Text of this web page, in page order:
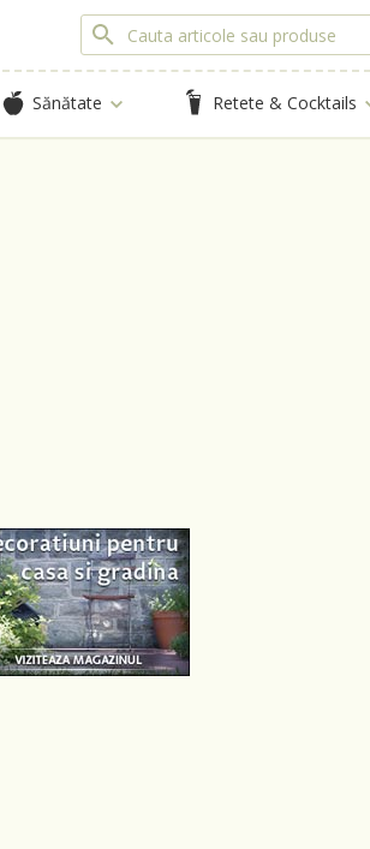
Sănătate Retete & Cocktails